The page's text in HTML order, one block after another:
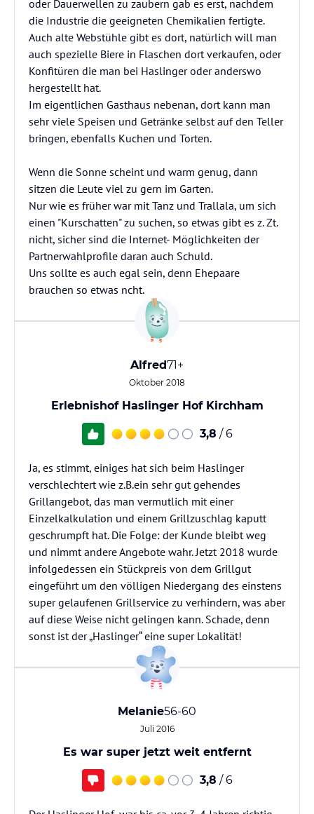
oder Dauerwellen zu zaubern gab es erst, nachdem
die Industrie die geeigneten Chemikalien fertigte.
Auch alte Webstühle gibt es dort, natürlich will man
auch spezielle Biere in Flaschen dort verkaufen, oder
Konfitüren die man bei Haslinger oder anderswo
hergestellt hat.
Im eigentlichen Gasthaus nebenan, dort kann man
sehr viele Speisen und Getränke selbst auf den Teller
bringen, ebenfalls Kuchen und Torten.
Wenn die Sonne scheint und warm genug, dann
sitzen die Leute viel zu gern im Garten.
Nur wie es früher war mit Tanz und Trallala, um sich
einen "Kurschatten" zu suchen, so etwas gibt es z. Zt.
nicht, sicher sind die Internet- Möglichkeiten der
Partnerwahlprofile daran auch Schuld.
Uns sollte es auch egal sein, denn Ehepaare
brauchen so etwas ncht.
Alfred71+
Oktober 2018
Erlebnishof Haslinger Hof Kirchham
3,8 / 6
Ja, es stimmt, einiges hat sich beim Haslinger
verschlechtert wie z.B.ein sehr gut gehendes
Grillangebot, das man vermutlich mit einer
Einzelkalkulation und einem Grillzuschlag kaputt
geschrumpft hat. Die Folge: der Kunde bleibt weg
und nimmt andere Angebote wahr. Jetzt 2018 wurde
infolgedessen ein Stückpreis von dem Grillgut
eingeführt um den völligen Niedergang des einstens
super gelaufenen Grillservice zu verhindern, was aber
auf diese Weise nicht gelingen kann. Schade, denn
sonst ist der „Haslinger“ eine super Lokalität!
Melanie56-60
Juli 2016
Es war super jetzt weit entfernt
3,8 / 6